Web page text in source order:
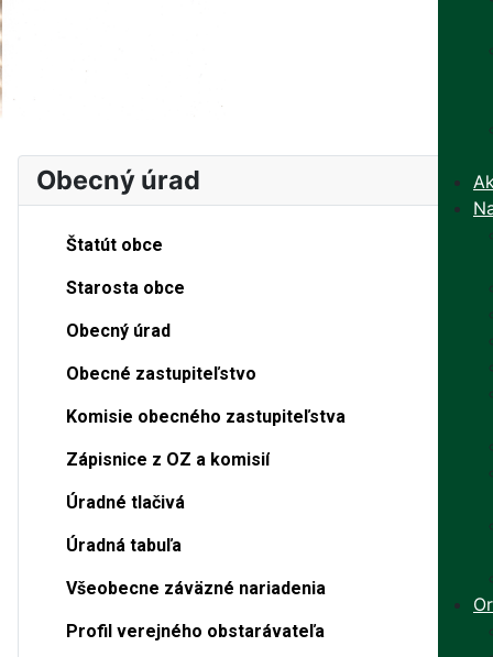
Obecný úrad
Štatút obce
Starosta obce
Obecný úrad
Obecné zastupiteľstvo
Komisie obecného zastupiteľstva
Zápisnice z OZ a komisií
Úradné tlačivá
Úradná tabuľa
Všeobecne záväzné nariadenia
Profil verejného obstarávateľa